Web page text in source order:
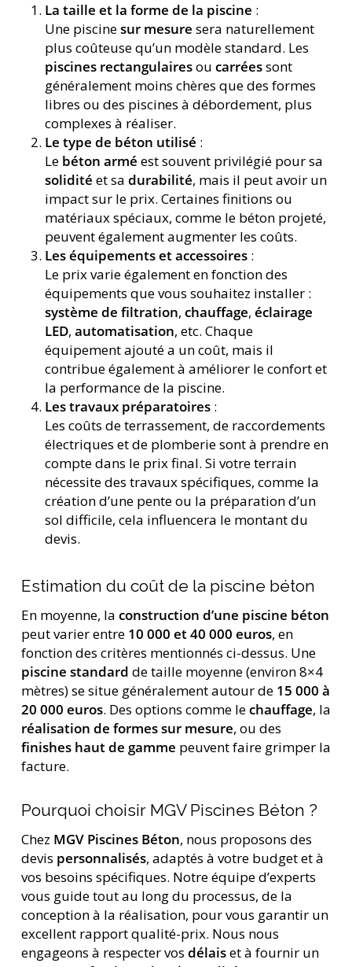
La taille et la forme de la piscine :
Une piscinesur mesure sera naturellement
plus coûteuse qu’un modèle standard. Les
piscines rectangulairesou carréessont
généralement moins chères que des formes
libres ou des piscines à débordement, plus
complexes à réaliser.
Le type de béton utilisé :
Le béton armé est souvent privilégié pour sa
solidité et sa durabilité, mais il peut avoir un
impact sur le prix. Certaines finitions ou
matériaux spéciaux, comme le béton projeté,
peuvent également augmenter les coûts.
Les équipements et accessoires:
Le prix varie également en fonction des
équipements que vous souhaitez installer :
système de filtration, chauffage, éclairage
LED, automatisation, etc. Chaque
équipement ajouté a un coût, mais il
contribue également à améliorer le confort et
la performance de la piscine.
Les travaux préparatoires:
Les coûts de terrassement, de raccordements
électriques et de plomberie sont à prendre en
compte dans le prix final. Si votre terrain
nécessite des travaux spécifiques, comme la
création d’une pente ou la préparation d’un
sol difficile, cela influencera le montant du
devis.
Estimation du coût de la piscine béton
En moyenne, la construction d’une piscine béton
peut varier entre 10 000 et 40 000 euros, en
fonction des critères mentionnés ci-dessus. Une
piscine standard de taille moyenne (environ 8×4
mètres) se situe généralement autour de 15 000 à
20 000 euros. Des options comme lechauffage, la
réalisation de formes sur mesure, ou des
finishes haut de gamme peuvent faire grimper la
facture.
Pourquoi choisir MGV Piscines Béton ?
Chez MGV Piscines Béton, nous proposons des
devis personnalisés, adaptés à votre budget et à
vos besoins spécifiques. Notre équipe d’experts
vous guide tout au long du processus, de la
conception à la réalisation, pour vous garantir un
excellent rapport qualité-prix. Nous nous
engageons à respecter vos délaiset à fournir un